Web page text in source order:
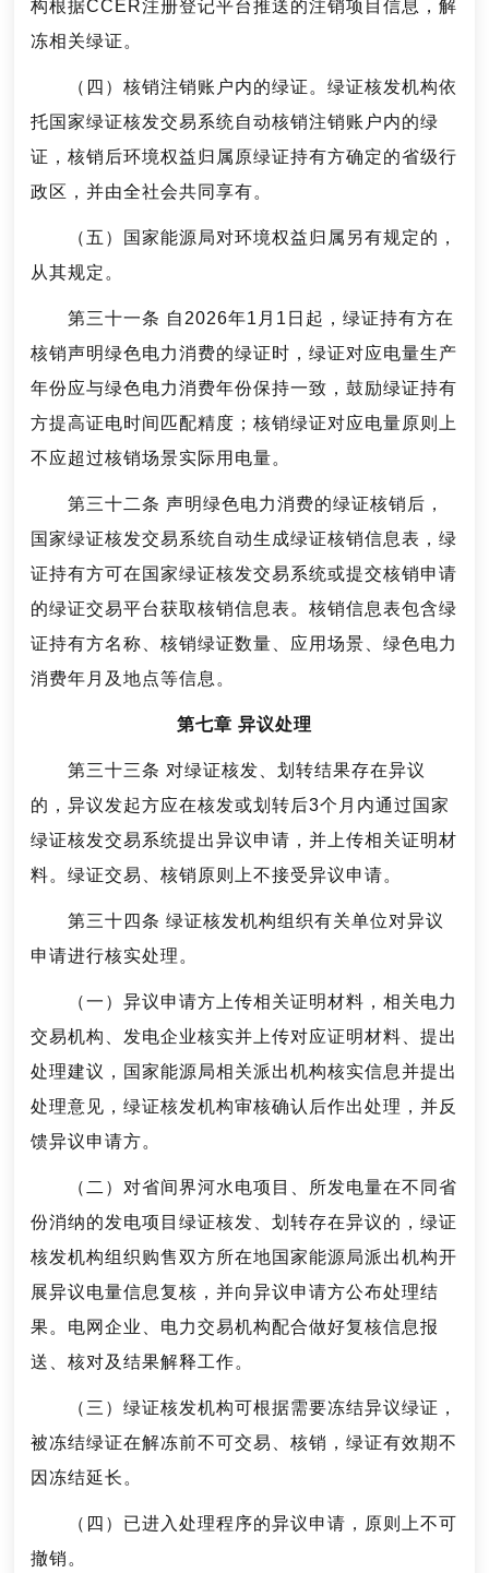
构根据CCER注册登记平台推送的注销项目信息，解
冻相关绿证。
（四）核销注销账户内的绿证。绿证核发机构依
托国家绿证核发交易系统自动核销注销账户内的绿
证，核销后环境权益归属原绿证持有方确定的省级行
政区，并由全社会共同享有。
（五）国家能源局对环境权益归属另有规定的，
从其规定。
第三十一条 自2026年1月1日起，绿证持有方在
核销声明绿色电力消费的绿证时，绿证对应电量生产
年份应与绿色电力消费年份保持一致，鼓励绿证持有
方提高证电时间匹配精度；核销绿证对应电量原则上
不应超过核销场景实际用电量。
第三十二条 声明绿色电力消费的绿证核销后，
国家绿证核发交易系统自动生成绿证核销信息表，绿
证持有方可在国家绿证核发交易系统或提交核销申请
的绿证交易平台获取核销信息表。核销信息表包含绿
证持有方名称、核销绿证数量、应用场景、绿色电力
消费年月及地点等信息。
第七章 异议处理
第三十三条 对绿证核发、划转结果存在异议
的，异议发起方应在核发或划转后3个月内通过国家
绿证核发交易系统提出异议申请，并上传相关证明材
料。绿证交易、核销原则上不接受异议申请。
第三十四条 绿证核发机构组织有关单位对异议
申请进行核实处理。
（一）异议申请方上传相关证明材料，相关电力
交易机构、发电企业核实并上传对应证明材料、提出
处理建议，国家能源局相关派出机构核实信息并提出
处理意见，绿证核发机构审核确认后作出处理，并反
馈异议申请方。
（二）对省间界河水电项目、所发电量在不同省
份消纳的发电项目绿证核发、划转存在异议的，绿证
核发机构组织购售双方所在地国家能源局派出机构开
展异议电量信息复核，并向异议申请方公布处理结
果。电网企业、电力交易机构配合做好复核信息报
送、核对及结果解释工作。
（三）绿证核发机构可根据需要冻结异议绿证，
被冻结绿证在解冻前不可交易、核销，绿证有效期不
因冻结延长。
（四）已进入处理程序的异议申请，原则上不可
撤销。